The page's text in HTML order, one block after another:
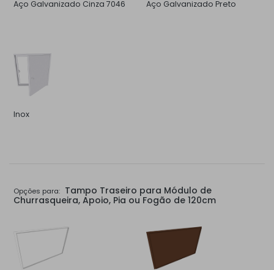
Aço Galvanizado Cinza 7046 Aço Galvanizado Preto
Inox
Opções para: Tampo Traseiro para Módulo de
Churrasqueira, Apoio, Pia ou Fogão de 120cm